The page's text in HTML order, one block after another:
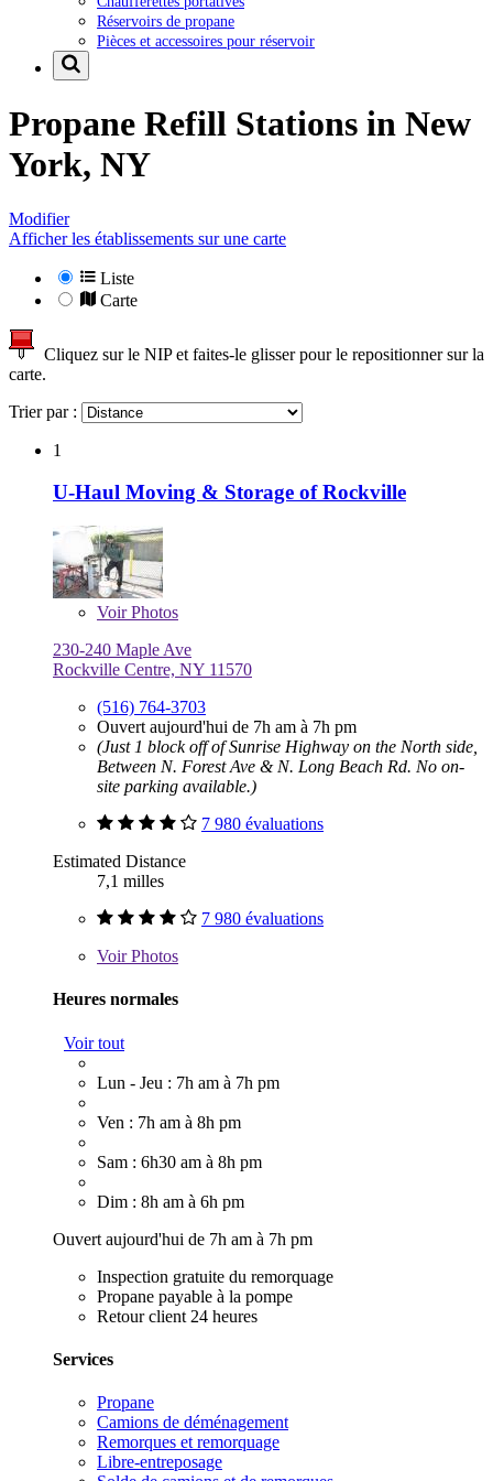
Réservoirs de propane
Pièces et accessoires pour réservoir
Propane Refill Stations in New
York, NY
Modifier
Afficher les établissements sur une carte
Liste
Carte
Cliquez sur le NIP et faites-le glisser pour le repositionner sur la
carte.
Trier par :
1
U-Haul Moving & Storage of Rockville
VoirPhotos
230-240 Maple Ave
Rockville Centre, NY 11570
(516) 764-3703
Ouvert aujourd'hui de 7h am à 7h pm
(Just 1 block off of Sunrise Highway on the North side,
Between N. Forest Ave & N. Long Beach Rd. No on-
site parking available.)
7 980 évaluations
Estimated Distance
7,1 milles
7 980 évaluations
VoirPhotos
Heures normales
Voir tout
Lun - Jeu : 7h am à 7h pm
Ven : 7h am à 8h pm
Sam : 6h30 am à 8h pm
Dim : 8h am à 6h pm
Ouvert aujourd'hui de 7h am à 7h pm
Inspection gratuite du remorquage
Propane payable à la pompe
Retour client 24 heures
Services
Propane
Camions de déménagement
Remorques et remorquage
Libre-entreposage